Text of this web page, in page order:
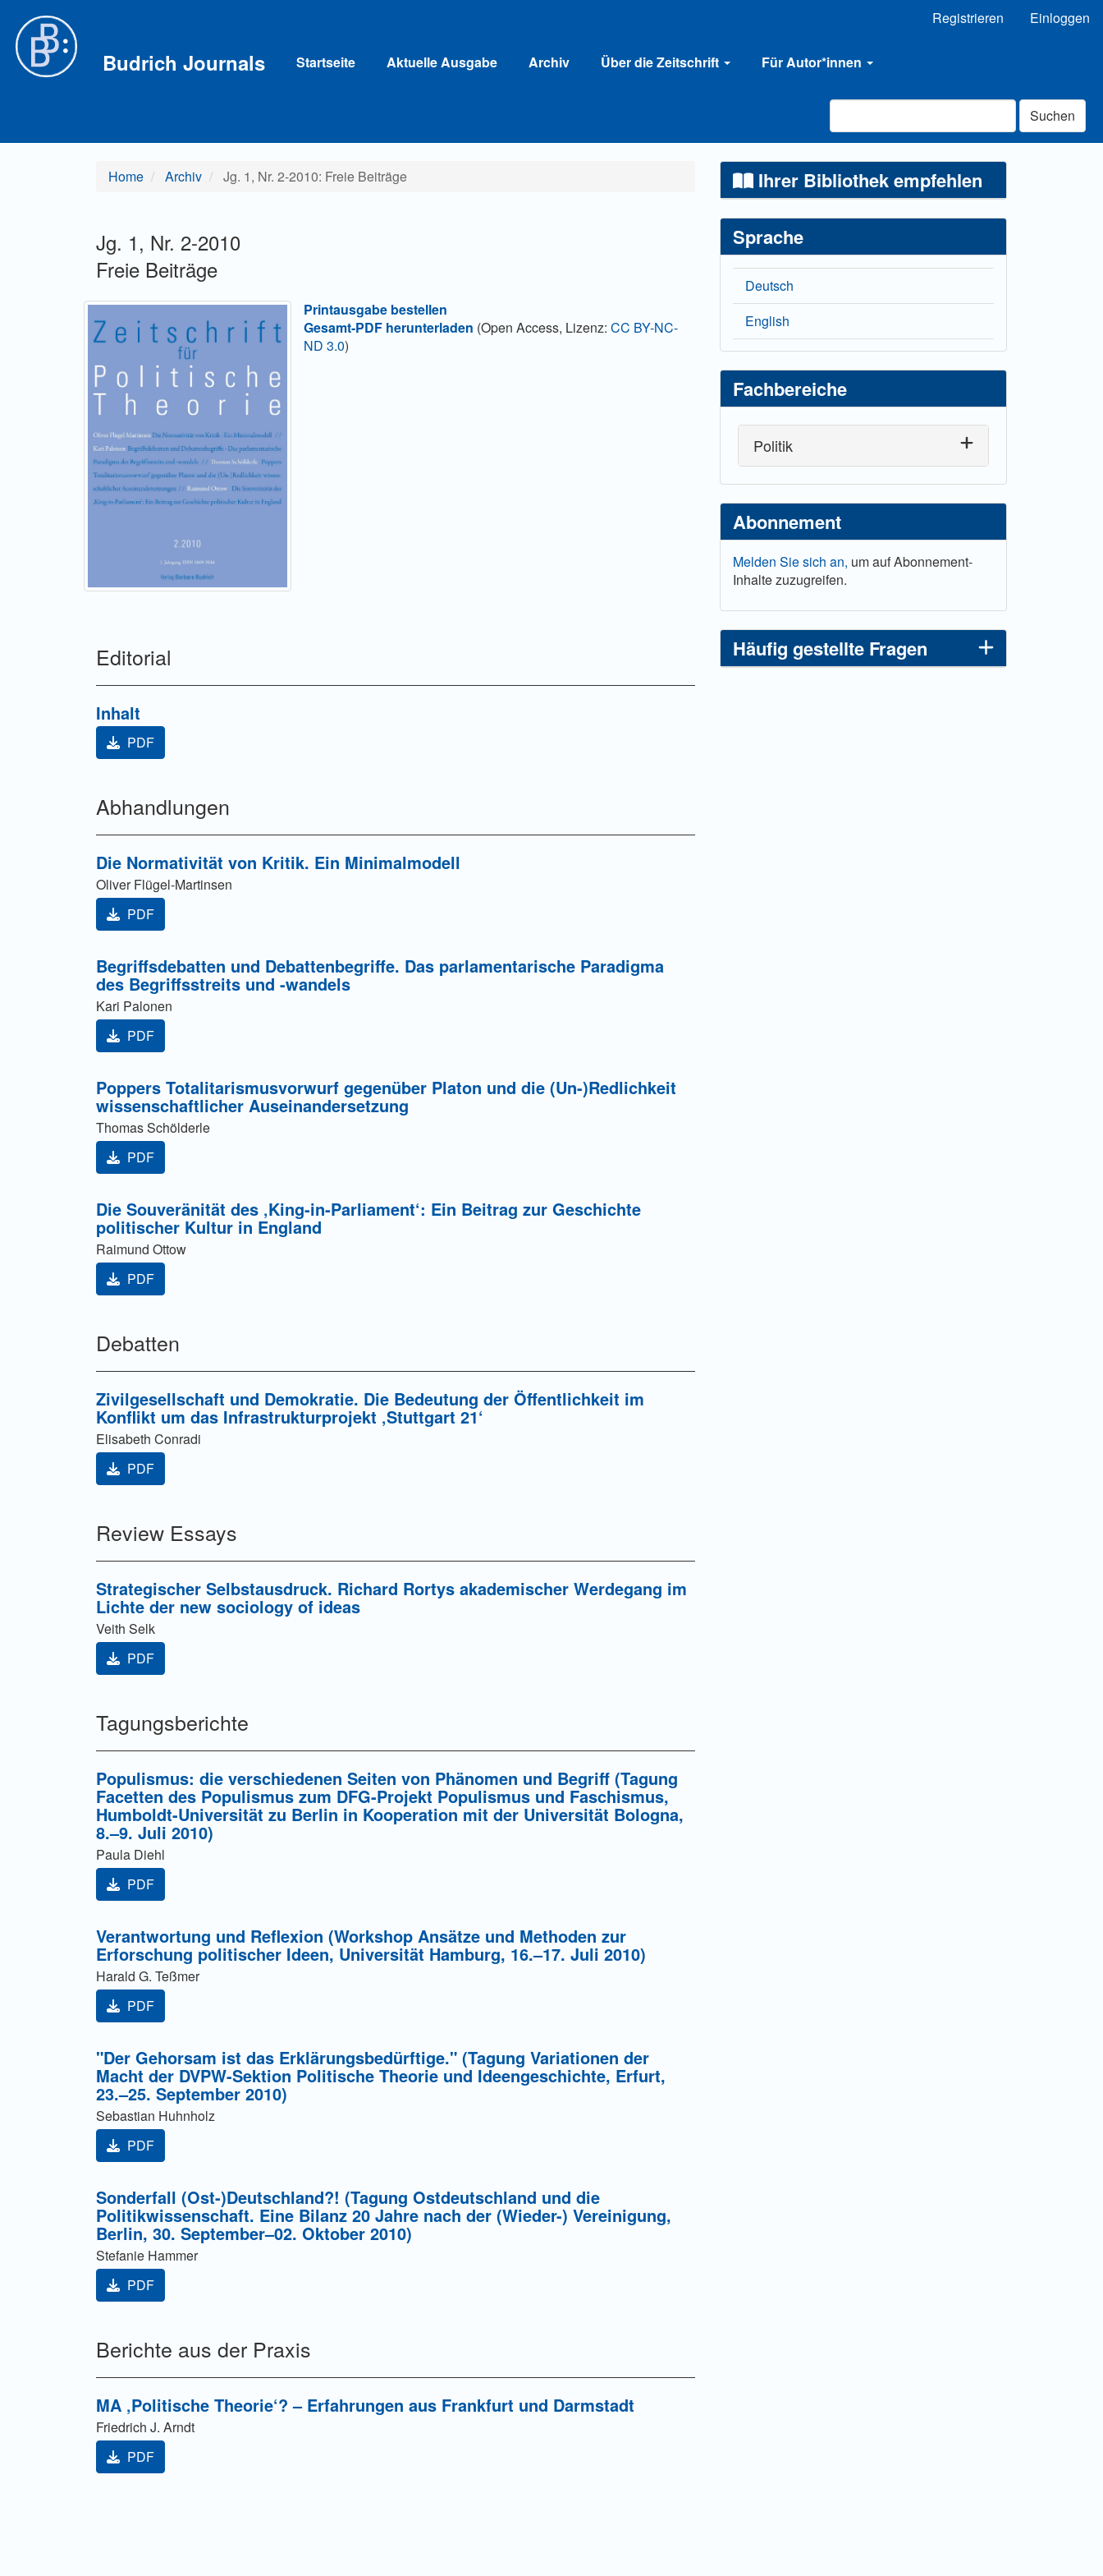
Hauptinhalt
Sidebar
Registrieren Einloggen
Budrich Journals Startseite Aktuelle Ausgabe Archiv Über die Zeitschrift Für Autor*innen
Suchen
Home Archiv Jg. 1, Nr. 2-2010: Freie Beiträge
Jg. 1, Nr. 2-2010
Freie Beiträge
Printausgabe bestellen
Gesamt-PDF herunterladen (Open Access, Lizenz:CC BY-NC-
ND 3.0)
Editorial
Inhalt
PDF
Abhandlungen
Die Normativität von Kritik. Ein Minimalmodell
Oliver Flügel-Martinsen
PDF
Begriffsdebatten und Debattenbegriffe. Das parlamentarische Paradigma
des Begriffsstreits und -wandels
Kari Palonen
PDF
Poppers Totalitarismusvorwurf gegenüber Platon und die (Un-)Redlichkeit
wissenschaftlicher Auseinandersetzung
Thomas Schölderle
PDF
Die Souveränität des ‚King-in-Parliament‘: Ein Beitrag zur Geschichte
politischer Kultur in England
Raimund Ottow
PDF
Debatten
Zivilgesellschaft und Demokratie. Die Bedeutung der Öffentlichkeit im
Konflikt um das Infrastrukturprojekt ‚Stuttgart 21‘
Elisabeth Conradi
PDF
Review Essays
Strategischer Selbstausdruck. Richard Rortys akademischer Werdegang im
Lichte der new sociology of ideas
Veith Selk
PDF
Tagungsberichte
Populismus: die verschiedenen Seiten von Phänomen und Begriff (Tagung
Facetten des Populismus zum DFG-Projekt Populismus und Faschismus,
Humboldt-Universität zu Berlin in Kooperation mit der Universität Bologna,
8.–9. Juli 2010)
Paula Diehl
PDF
Verantwortung und Reflexion (Workshop Ansätze und Methoden zur
Erforschung politischer Ideen, Universität Hamburg, 16.–17. Juli 2010)
Harald G. Teßmer
PDF
"Der Gehorsam ist das Erklärungsbedürftige." (Tagung Variationen der
Macht der DVPW-Sektion Politische Theorie und Ideengeschichte, Erfurt,
23.–25. September 2010)
Sebastian Huhnholz
PDF
Sonderfall (Ost-)Deutschland?! (Tagung Ostdeutschland und die
Politikwissenschaft. Eine Bilanz 20 Jahre nach der (Wieder-) Vereinigung,
Berlin, 30. September–02. Oktober 2010)
Stefanie Hammer
PDF
Berichte aus der Praxis
MA ‚Politische Theorie‘? – Erfahrungen aus Frankfurt und Darmstadt
Friedrich J. Arndt
PDF
Ihrer Bibliothek empfehlen
Sprache
Deutsch
English
Fachbereiche
Politik
Abonnement
Melden Sie sich an, um auf Abonnement-
Inhalte zuzugreifen.
Häufig gestellte Fragen